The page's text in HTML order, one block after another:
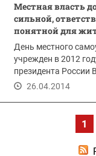
Местная власть
сильной,
понятной для
День местного
учрежден в 2012
президента России
для повышения...
26.04.2014
1